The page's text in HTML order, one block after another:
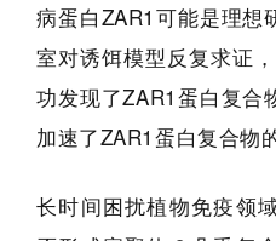
病蛋白ZAR1可能是理想
室对诱饵模型反复求证
功发现了ZAR1蛋白复合
加速了ZAR1蛋白复合物
长时间困扰植物免疫领